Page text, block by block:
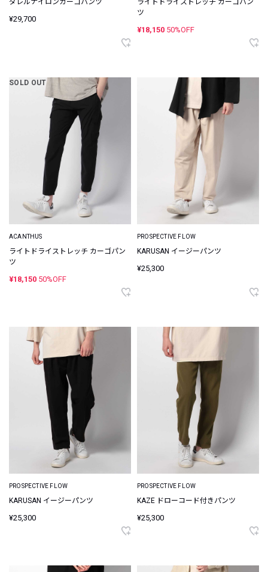
ダレルナイロンカーゴパンツ
¥29,700
ライトドライストレッチ カーゴパン
ツ
¥18,150 50%OFF
SOLD OUT
ACANTHUS
ライトドライストレッチ カーゴパン
ツ
¥18,150 50%OFF
PROSPECTIVE FLOW
KARUSAN イージーパンツ
¥25,300
PROSPECTIVE FLOW
KARUSAN イージーパンツ
¥25,300
PROSPECTIVE FLOW
KAZE ドローコード付きパンツ
¥25,300